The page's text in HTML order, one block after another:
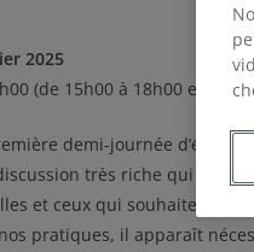
2025
(de 15h00 à 18h00 en
demi-journée
très riche qui a
et ceux qui souhaitent
pratiques, il apparaît